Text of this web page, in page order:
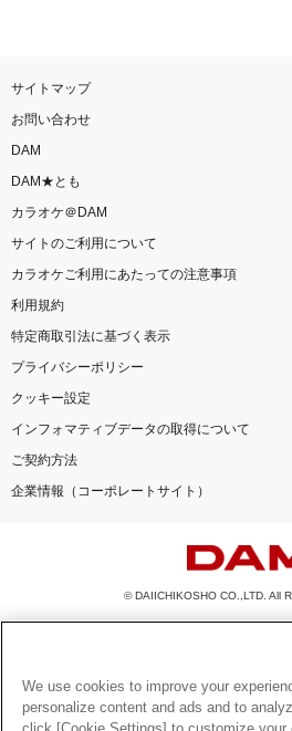
サイトマップ
お問い合わせ
DAM
DAM★とも
カラオケ＠DAM
サイトのご利用について
カラオケご利用にあたっての注意事項
利用規約
特定商取引法に基づく表示
プライバシーポリシー
クッキー設定
インフォマティブデータの取得について
ご契約方法
企業情報（コーポレートサイト）
© DAIICHIKOSHO CO.,LTD. All
このサイトに掲載されている一切の文章・画像・
を問わず、著作権法の定める範囲を超えて無断で
とを禁じます。
楽曲及びコンテンツは、機種によりご利用いただ
We use cookies to improve your
personalize content and ads and to